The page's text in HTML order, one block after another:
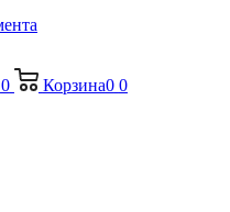
0 Корзина0 0